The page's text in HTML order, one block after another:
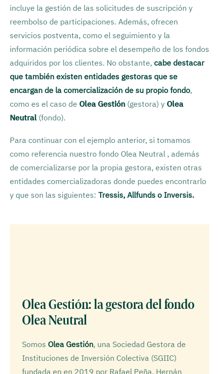
incluye la gestión de las solicitudes de suscripción y
reembolso de participaciones. Además, ofrecen
servicios postventa, como el seguimiento y la
información periódica sobre el desempeño de los fondos
adquiridos por los clientes. No obstante, cabe destacar
que también existen entidades gestoras que se
encargan de la comercialización de su propio fondo,
como es el caso de Olea Gestión (gestora) y Olea
Neutral (fondo).
Para continuar con el ejemplo anterior, si tomamos
como referencia nuestro fondo Olea Neutral , además
de comercializarse por la propia gestora, existen otras
entidades comercializadoras donde puedes encontrarlo
y que son las siguientes: Tressis, Allfunds o Inversis.
Olea Gestión: la gestora del fondo
Olea Neutral
Somos Olea Gestión, una Sociedad Gestora de
Instituciones de Inversión Colectiva (SGIIC)
fundada en en 2019 por Rafael Peña, Hernán